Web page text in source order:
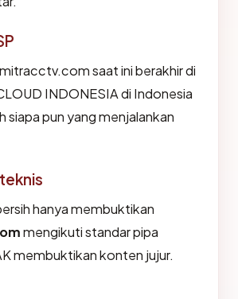
saat ini berakhir di
INDONESIA di Indonesia
siapa pun yang menjalankan
hanya membuktikan
mengikuti standar pipa
membuktikan konten jujur.